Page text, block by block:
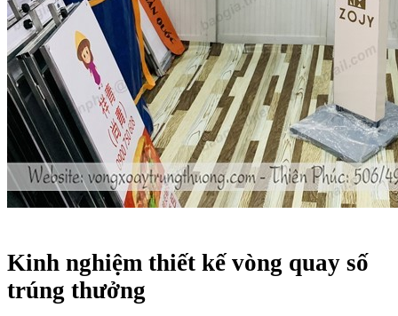
Kinh nghiệm thiết kế vòng quay số
trúng thưởng